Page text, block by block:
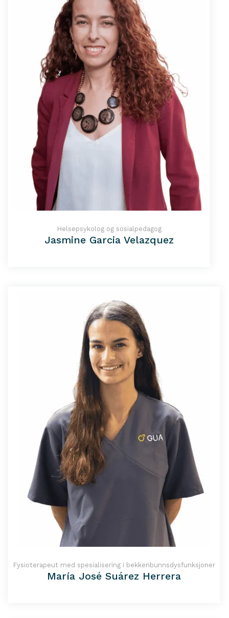
Helsepsykolog og sosialpedagog
Jasmine Garcia Velazquez
Fysioterapeut med spesialisering i bekkenbunnsdysfunksjoner
María José Suárez Herrera